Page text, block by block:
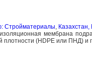
Стройматериалы
мембрана
плотности (HDPE или ПНД) и